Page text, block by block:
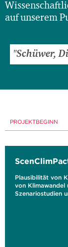
auf unserem
PROJEKTBEGINN
Plausibilität von
von Klimawandel
Szenariostudien